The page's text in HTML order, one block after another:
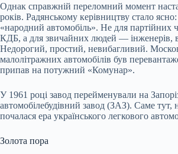
Однак справжній переломний момент
років. Радянському керівництву стало
«народний автомобіль». Не для партійних
КДБ, а для звичайних людей — інженерів,
Недорогий, простий, невибагливий.
малолітражних автомобілів був
припав на потужний «Комунар».
У 1961 році завод перейменували на
автомобілебудівний завод (ЗАЗ). Саме тут,
почалася ера українського легкового
Золота пора